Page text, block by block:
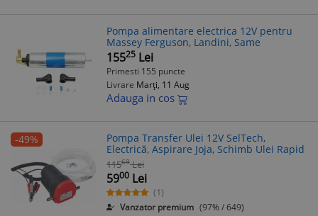
Pompa alimentare electrica 12V pentru
Massey Ferguson, Landini, Same
15525 Lei
Primesti 155 puncte
Livrare Marți, 11 Aug
Adauga in cos
-49%
Pompa Transfer Ulei 12V SelTech,
Electrică, Aspirare Joja, Schimb Ulei Rapid
11569 Lei
5900 Lei
(1)
Vanzator premium (97% / 649)